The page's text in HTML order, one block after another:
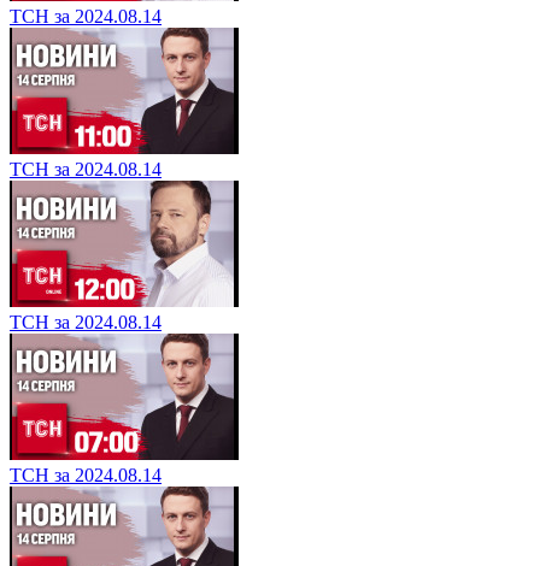
ТСН за 2024.08.14
ТСН за 2024.08.14
ТСН за 2024.08.14
ТСН за 2024.08.14